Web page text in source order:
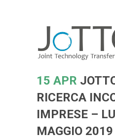
15 APR
RICERCA
IMPRESE –
MAGGIO 2019